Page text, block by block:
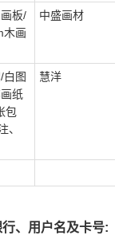
板/
木画
中盛画材
白图
纸
包
、
慧洋
、用户名及卡号: